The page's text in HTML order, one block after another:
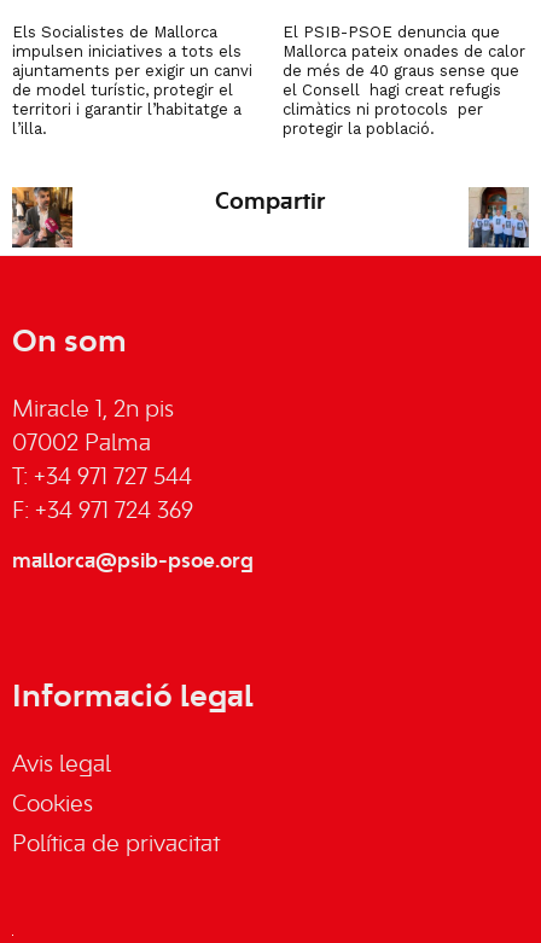
Els Socialistes de Mallorca
impulsen iniciatives a tots els
ajuntaments per exigir un canvi
de model turístic, protegir el
territori i garantir l’habitatge a
l’illa.
El PSIB-PSOE denuncia que
Mallorca pateix onades de calor
de més de 40 graus sense que
el Consell hagi creat refugis
climàtics ni protocols per
protegir la població.
Compartir
On som
Miracle 1, 2n pis
07002 Palma
T: +34 971 727 544
F: +34 971 724 369
mallorca@psib-psoe.org
Informació legal
Avis legal
Cookies
Política de privacitat